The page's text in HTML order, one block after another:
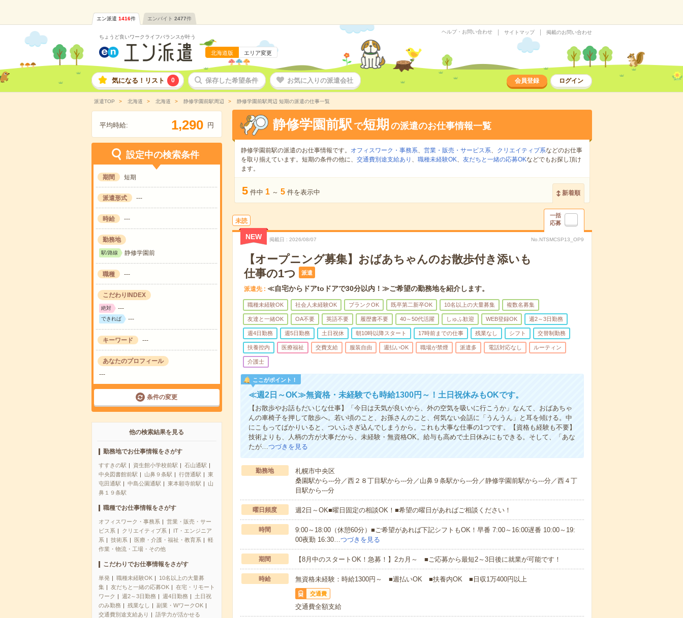
エン派遣 1416件 エンバイト 2477件
ちょうど良いワークライフバランスが叶う
北海道版 エリア変更
ヘルプ・お問い合わせ サイトマップ 掲載のお問い合わせ
気になる！リスト 0 保存した希望条件 お気に入りの派遣会社 会員登録 ログイン
派遣TOP 北海道 北海道 静修学園前駅周辺 静修学園前駅周辺 短期の派遣の仕事一覧
平均時給: 1,290 円
設定中の検索条件
期間 短期
派遣形式 ---
時給 ---
勤務地
駅/路線 静修学園前
職種 ---
こだわりINDEX
絶対 ---
できれば ---
キーワード ---
あなたのプロフィール
---
条件の変更
他の検索結果を見る
勤務地でお仕事情報をさがす
すすきの駅 資生館小学校前駅
石山通駅
中央図書館前駅
山鼻９条駅 行啓通駅
東
屯田通駅
中島公園通駅 東本願寺前駅
山
鼻１９条駅
職種でお仕事情報をさがす
オフィスワーク・事務系
営業・販売・サー
ビス系
クリエイティブ系
IT・エンジニア
系
技術系 医療・介護・福祉・教育系
軽
作業・物流・工場・その他
こだわりでお仕事情報をさがす
単発 職種未経験OK
10名以上の大量募
集
友だちと一緒の応募OK
在宅・リモート
ワーク
週2～3日勤務 週4日勤務
土日祝
のみ勤務
残業なし
副業・WワークOK
交通費別途支給あり
語学力が活かせる
静修学園前駅 で短期 の派遣のお仕事情報一覧
静修学園前駅の派遣のお仕事情報です。 オフィスワーク・事務系、 営業・販売・サービス系、 クリエイティブ系などのお仕事
を取り揃えています。短期の条件の他に、 交通費別途支給あり 、 職種未経験OK、 友だちと一緒の応募OKなどでもお探し頂け
ます。
5 件中 1 ～ 5 件を表示中 新着順
未読
一括
応募
NEW 掲載日 2026/08/07 No.NTSMCSP13_OP9
【オープニング募集】おばあちゃんのお散歩付き添いも
仕事の1つ
派遣
派遣先 ≪自宅からドアtoドアで30分以内！≫ご希望の勤務地を紹介します。
職種未経験OK 社会人未経験OK ブランクOK 既卒第二新卒OK 10名以上の大量募集 複数名募集
友達と一緒OK OA不要 英語不要 履歴書不要 40～50代活躍 しゅふ歓迎 WEB登録OK 週2～3日勤務
週4日勤務 週5日勤務 土日祝休 朝10時以降スタート 17時前までの仕事 残業なし シフト 交替制勤務
扶養控内 医療福祉 交費支給 服装自由 週払いOK 職場が禁煙 派遣多 電話対応なし ルーティン
介護士
ここがポイント！
≪週2日～OK≫無資格・未経験でも時給1300円～！土日祝休みもOKです。
【お散歩やお話もだいじな仕事】「今日は天気が良いから、外の空気を吸いに行こうか」なんて、おばあちゃ
んの車椅子を押して散歩へ。若い頃のこと、お孫さんのこと、何気ない会話に「うんうん」と耳を傾ける。中
にこもってばかりいると、ついふさぎ込んでしまうから。これも大事な仕事の1つです。【資格も経験も不要】
技術よりも、人柄の方が大事だから、未経験・無資格OK。給与も高めで土日休みにもできる。そして、「あな
たが…つづきを見る
勤務地
札幌市中央区
桑園駅から---分／西２８丁目駅から---分／山鼻９条駅から---分／静修学園前駅から---分／西４丁
目駅から---分
曜日頻度 週2日～OK■曜日固定の相談OK！■希望の曜日があればご相談ください！
時間
9:00～18:00（休憩60分）■ご希望があれば下記シフトもOK！早番 7:00～16:00遅番 10:00～19:
00夜勤 16:30…つづきを見る
期間 【8月中のスタートOK！急募！】2カ月～ ■ご応募から最短2～3日後に就業が可能です！
時給 無資格未経験：時給1300円～ ■週払いOK ■扶養内OK ■日収1万400円以上
交通費
交通費全額支給